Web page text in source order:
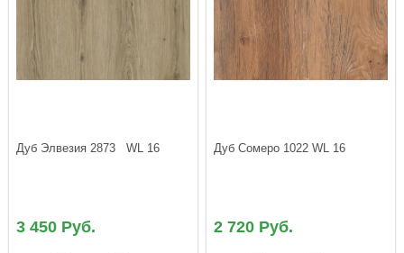
Дуб Элвезия 2873   WL 16
3 450 Руб.
Дуб Сомеро 1022 WL 16
2 720 Руб.